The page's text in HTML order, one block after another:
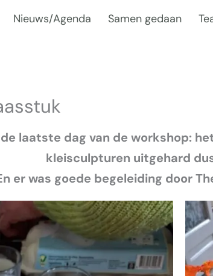
Nieuws/Agenda Samen gedaan
laatste dag van de workshop:
kleisculpturen uitgehard
er was goede begeleiding door